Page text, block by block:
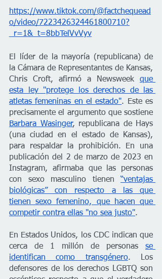
https://www.tiktok.com/@factchequead
o/video/7223426324461800710?
_r=1&_t=8bbTelVvVyv
El líder de la mayoría (republicana) de
la Cámara de Representantes de Kansas,
Chris Croft, afirmó a Newsweek que
esta ley "protege los derechos de las
atletas femeninas en el estado". Este es
Barbara Wasinger, republicana de Hays
(una ciudad en el estado de Kansas),
para respaldar la prohibición. En una
publicación del 2 de marzo de 2023 en
Instagram, afirmaba que las personas
con sexo masculino tienen “ventajas
biológicas” con respecto a las que
tienen sexo femenino, que hacen que
competir contra ellas "no sea justo".
En Estados Unidos, los CDC indican que
cerca de 1 millón de personas
se
identifican como transgénero. Los
defensores de los derechos LGBTQ son